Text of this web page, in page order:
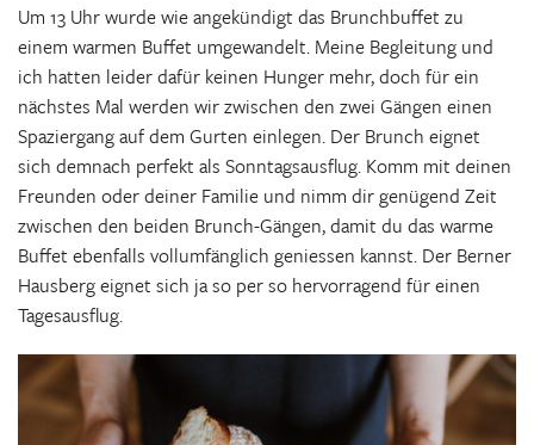
Um 13 Uhr wurde wie angekündigt das Brunchbuffet zu
einem warmen Buffet umgewandelt. Meine Begleitung und
ich hatten leider dafür keinen Hunger mehr, doch für ein
nächstes Mal werden wir zwischen den zwei Gängen einen
Spaziergang auf dem Gurten einlegen. Der Brunch eignet
sich demnach perfekt als Sonntagsausflug. Komm mit deinen
Freunden oder deiner Familie und nimm dir genügend Zeit
zwischen den beiden Brunch-Gängen, damit du das warme
Buffet ebenfalls vollumfänglich geniessen kannst. Der Berner
Hausberg eignet sich ja so per so hervorragend für einen
Tagesausflug.